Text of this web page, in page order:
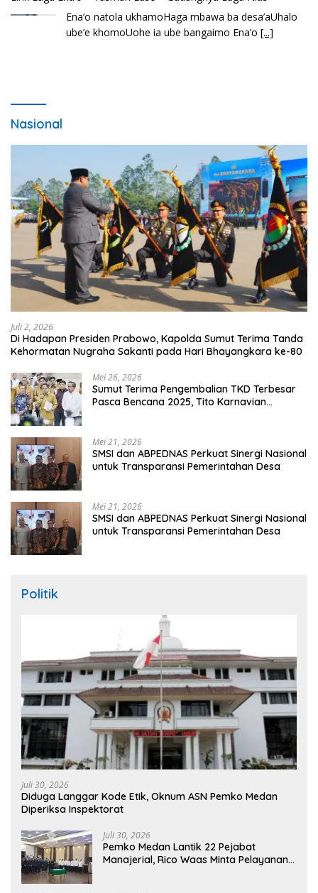
Ena’o natola ukhamoHaga mbawa ba desa’aUhalo
ube’e khomoUohe ia ube bangaimo Ena’o[...]
Nasional
Juli 2, 2026
Di Hadapan Presiden Prabowo, Kapolda Sumut Terima Tanda
Kehormatan Nugraha Sakanti pada Hari Bhayangkara ke-80
Mei 26, 2026
Sumut Terima Pengembalian TKD Terbesar
Pasca Bencana 2025, Tito Karnavian
Mei 21, 2026
SMSI dan ABPEDNAS Perkuat Sinergi Nasional
untuk Transparansi Pemerintahan Desa
Mei 21, 2026
SMSI dan ABPEDNAS Perkuat Sinergi Nasional
untuk Transparansi Pemerintahan Desa
Politik
Juli 30, 2026
Diduga Langgar Kode Etik, Oknum ASN Pemko Medan
Diperiksa Inspektorat
Juli 30, 2026
Pemko Medan Lantik 22 Pejabat
Manajerial, Rico Waas Minta Pelayanan